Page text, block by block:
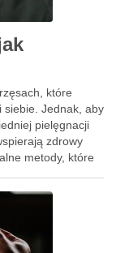
które
siebie. Jednak, aby
pielęgnacji
zdrowy
metody, które